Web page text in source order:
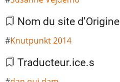
Nom du site d'Origine
Knutpunkt 2014
Traducteur.ice.s